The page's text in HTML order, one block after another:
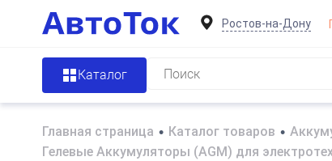
Ростов-на-Дону
Каталог
Главная страница • Каталог товаров •
Гелевые Аккумуляторы (AGM) для